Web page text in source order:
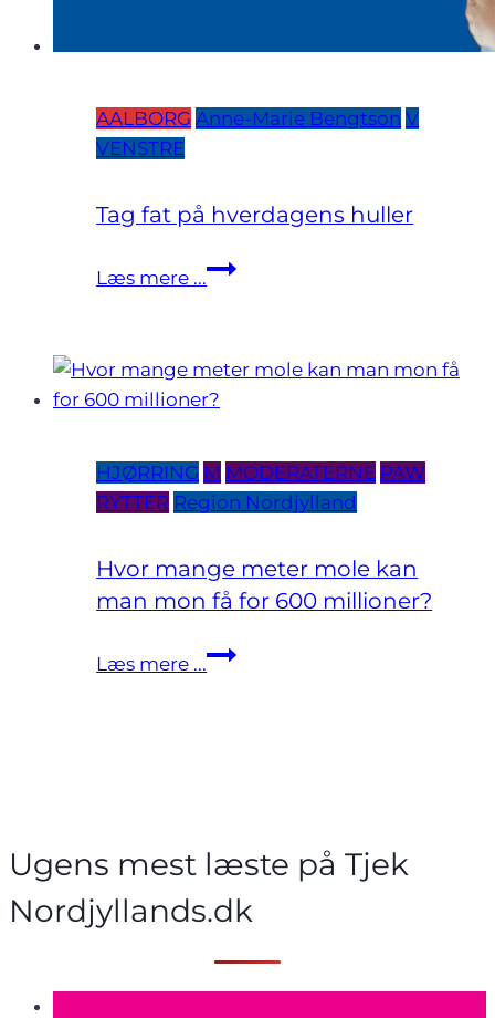
AALBORG Anne-Marie Bengtson V
VENSTRE
Tag fat på hverdagens huller
Læs mere ...Tag
huller
HJØRRING M MODERATERNE PAW
RYTTER Region Nordjylland
Hvor mange meter mole kan
man mon få for 600 millioner?
Læs mere ...Hvor
få
600
Ugens mest læste på Tjek
Nordjyllands.dk